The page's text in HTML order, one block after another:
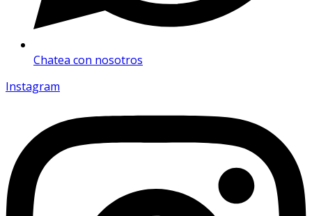
Chatea con nosotros
Instagram